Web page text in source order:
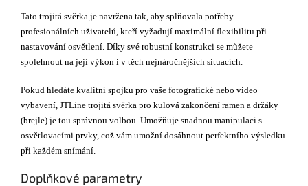
Tato trojitá svěrka je navržena tak, aby splňovala potřeby
profesionálních uživatelů, kteří vyžadují maximální flexibilitu při
nastavování osvětlení. Díky své robustní konstrukci se můžete
spolehnout na její výkon i v těch nejnáročnějších situacích.
Pokud hledáte kvalitní spojku pro vaše fotografické nebo video
vybavení, JTLine trojitá svěrka pro kulová zakončení ramen a držáky
(brejle) je tou správnou volbou. Umožňuje snadnou manipulaci s
osvětlovacími prvky, což vám umožní dosáhnout perfektního výsledku
při každém snímání.
Doplňkové parametry